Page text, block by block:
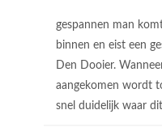
gespannen man
binnen en eist een
Den Dooier.
aangekomen wordt
snel duidelijk waar